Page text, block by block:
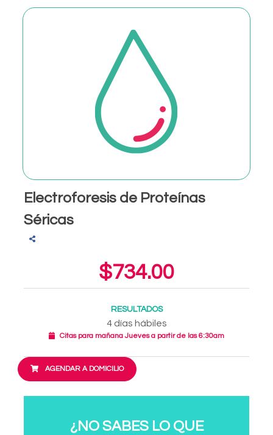
Electroforesis de Proteínas
Séricas
$734.00
RESULTADOS
4 días hábiles
Citas para mañana Jueves a partir de las 6:30am
AGENDAR A DOMICILIO
¿NO SABES LO QUE